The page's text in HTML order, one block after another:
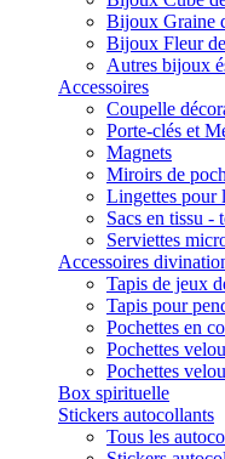
Bijoux Graine
Bijoux Fleur
Autres bijoux
Accessoires
Coupelle
Porte-clés et
Magnets
Miroirs de
Lingettes pour
Sacs en tissu -
Serviettes
Accessoires
Tapis de jeux
Tapis pour
Pochettes en
Pochettes
Pochettes
Box spirituelle
Stickers autocollants
Tous les